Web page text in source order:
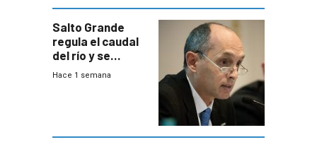
Salto Grande
regula el caudal
del río y se
prepara para un
Hace 1 semana